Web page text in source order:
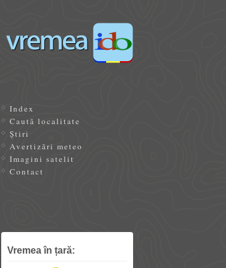
Index
Caută localitate
Știri
Avertizări meteo
Imagini satelit
Contact
Vremea în țară: